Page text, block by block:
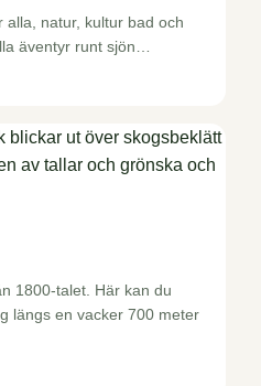
alla, natur, kultur bad och
äventyr runt sjön…
1800-talet. Här kan du
längs en vacker 700 meter